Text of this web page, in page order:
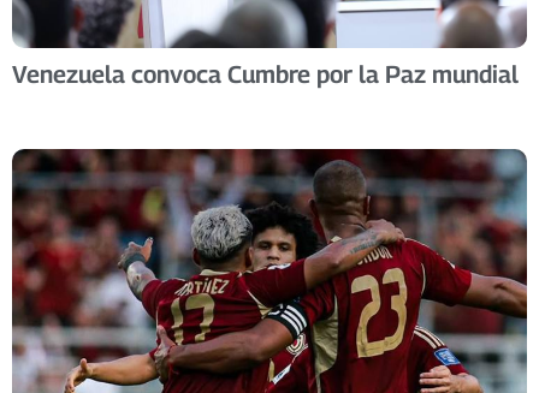
Venezuela convoca Cumbre por la Paz mundial